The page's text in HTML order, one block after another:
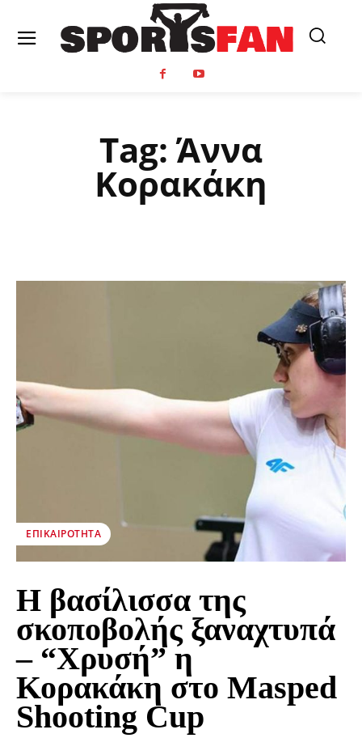
Tag:Άννα
Κορακάκη
ΕΠΙΚΑΙΡΌΤΗΤΑ
Η βασίλισσα της
σκοποβολής ξαναχτυπά
– “Χρυσή” η
Κορακάκη στο Masped
Shooting Cup